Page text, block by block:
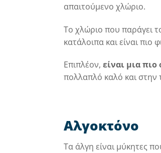
απαιτούμενο χλώριο.
Το χλώριο που παράγει
κατάλοιπα και είναι
Επιπλέον, είναι μια
πολλαπλό καλό και στην
Αλγοκτόνο
Τα άλγη είναι μύκητες